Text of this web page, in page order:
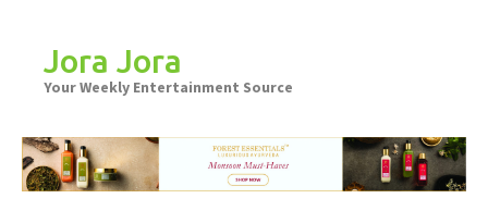
contentJora Jora
Your Weekly Entertainment Source